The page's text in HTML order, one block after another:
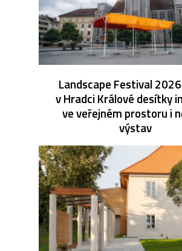
Landscape Festival
v Hradci Králové desítky
ve veřejném prostoru i
výstav